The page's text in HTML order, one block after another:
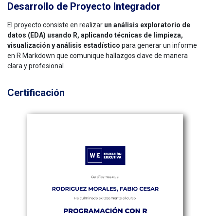
Desarrollo de Proyecto Integrador
El proyecto consiste en realizar un análisis exploratorio de
datos (EDA) usando R, aplicando técnicas de limpieza,
visualización y análisis estadístico para generar un informe
en R Markdown que comunique hallazgos clave de manera
clara y profesional.
Certificación